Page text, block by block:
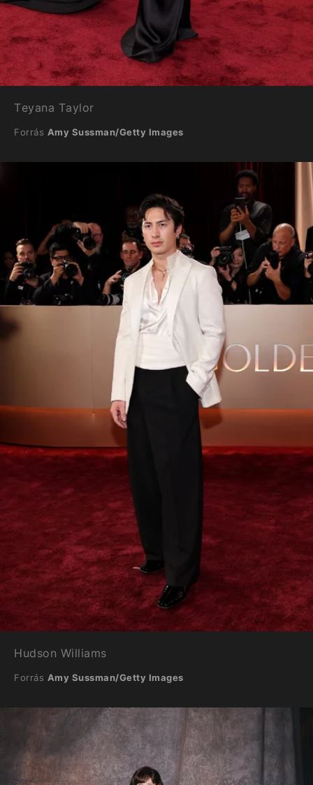
Teyana Taylor
Forrás Amy Sussman/Getty Images
Hudson Williams
Forrás Amy Sussman/Getty Images